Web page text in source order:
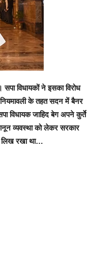
विधायकों ने इसका विरोध
के तहत सदन में बैनर
विधायक जाहिद बेग अपने कुर्ते
व्यवस्था को लेकर सरकार
लिख रखा था…